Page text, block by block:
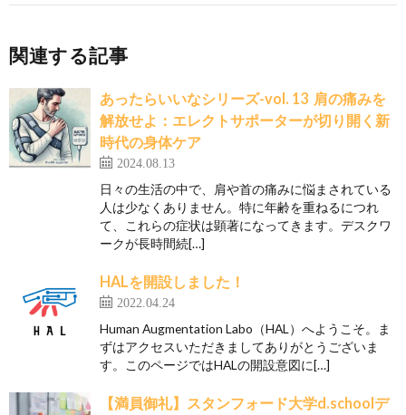
関連する記事
あったらいいなシリーズ-vol. 13 肩の痛みを
解放せよ：エレクトサポーターが切り開く新
時代の身体ケア
2024.08.13
日々の生活の中で、肩や首の痛みに悩まされている
人は少なくありません。特に年齢を重ねるにつれ
て、これらの症状は顕著になってきます。デスクワ
ークが長時間続[…]
HALを開設しました！
2022.04.24
Human Augmentation Labo（HAL）へようこそ。ま
ずはアクセスいただきましてありがとうございま
す。このページではHALの開設意図に[…]
【満員御礼】スタンフォード大学d.schoolデ